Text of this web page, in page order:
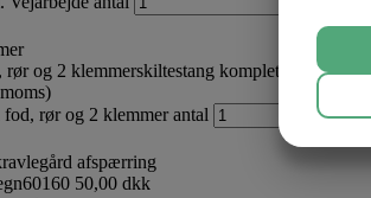
rør og 2 klemmerskiltestang komplet 2,0 304,00
rør og 2 klemmer antal
60160 50,00 dkk